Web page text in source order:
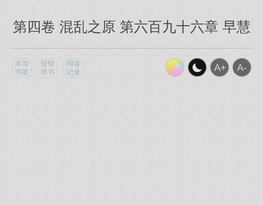
第四卷 混乱之原 第六百九十六章 早慧
添加
书签
报错
求书
阅读
记录